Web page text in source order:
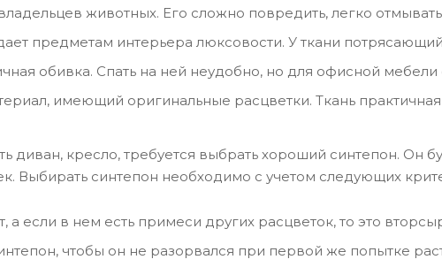
животных. Его сложно повредить, легко
предметам интерьера люксовости. У ткани
обивка. Спать на ней неудобно, но для офисной мебели
имеющий оригинальные расцветки. Ткань практичная
диван, кресло, требуется выбрать хороший синтепон. Он
Выбирать синтепон необходимо с учетом следующих
если в нем есть примеси других расцветок, то это
чтобы он не разорвался при первой же попытке